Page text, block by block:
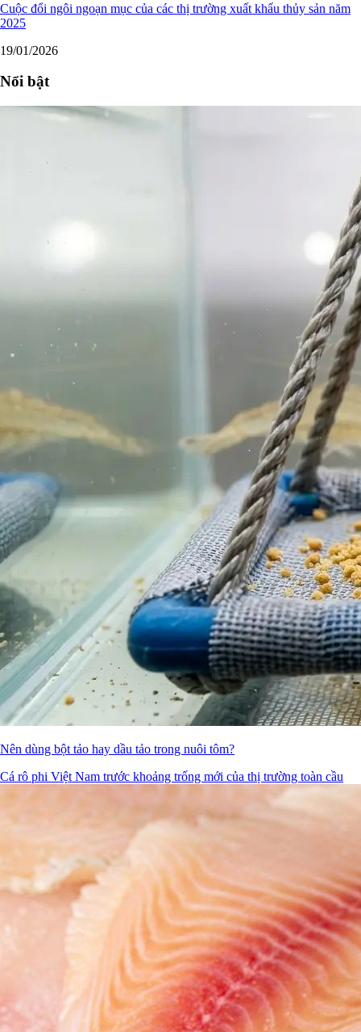
Cuộc đổi ngôi ngoạn mục của các thị trường xuất khẩu thủy sản năm
2025
19/01/2026
Nổi bật
Nên dùng bột tảo hay dầu tảo trong nuôi tôm?
Cá rô phi Việt Nam trước khoảng trống mới của thị trường toàn cầu